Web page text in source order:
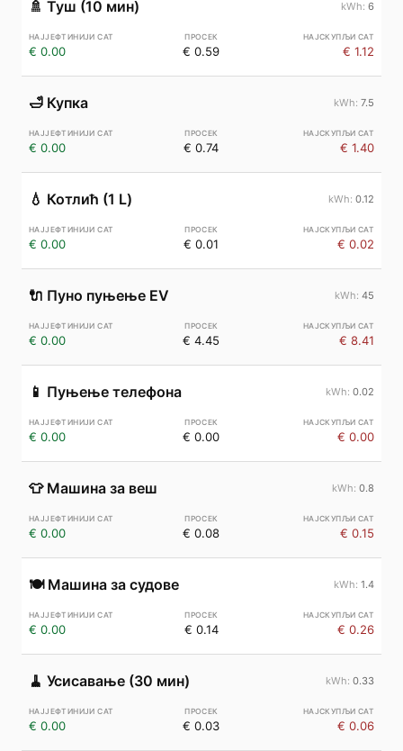
🚿 Туш (10 мин) 6
€ 0.00 € 0.59 € 1.12
🛁 Купка 7.5
€ 0.00 € 0.74 € 1.40
💧 Котлић (1 L) 0.12
€ 0.00 € 0.01 € 0.02
🔌 Пуно пуњење EV 45
€ 0.00 € 4.45 € 8.41
📱 Пуњење телефона 0.02
€ 0.00 € 0.00 € 0.00
👕 Машина за веш 0.8
€ 0.00 € 0.08 € 0.15
🍽️ Машина за судове 1.4
€ 0.00 € 0.14 € 0.26
🧹 Усисавање (30 мин) 0.33
€ 0.00 € 0.03 € 0.06